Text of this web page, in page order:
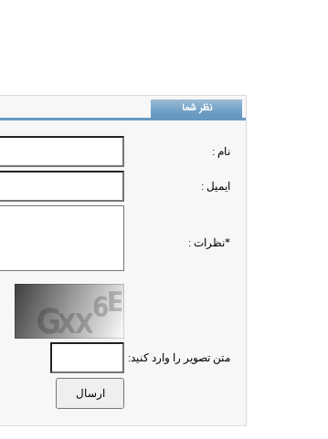
نظر شما
نام :
ايميل :
*نظرات :
متن تصویر را وارد کنید: